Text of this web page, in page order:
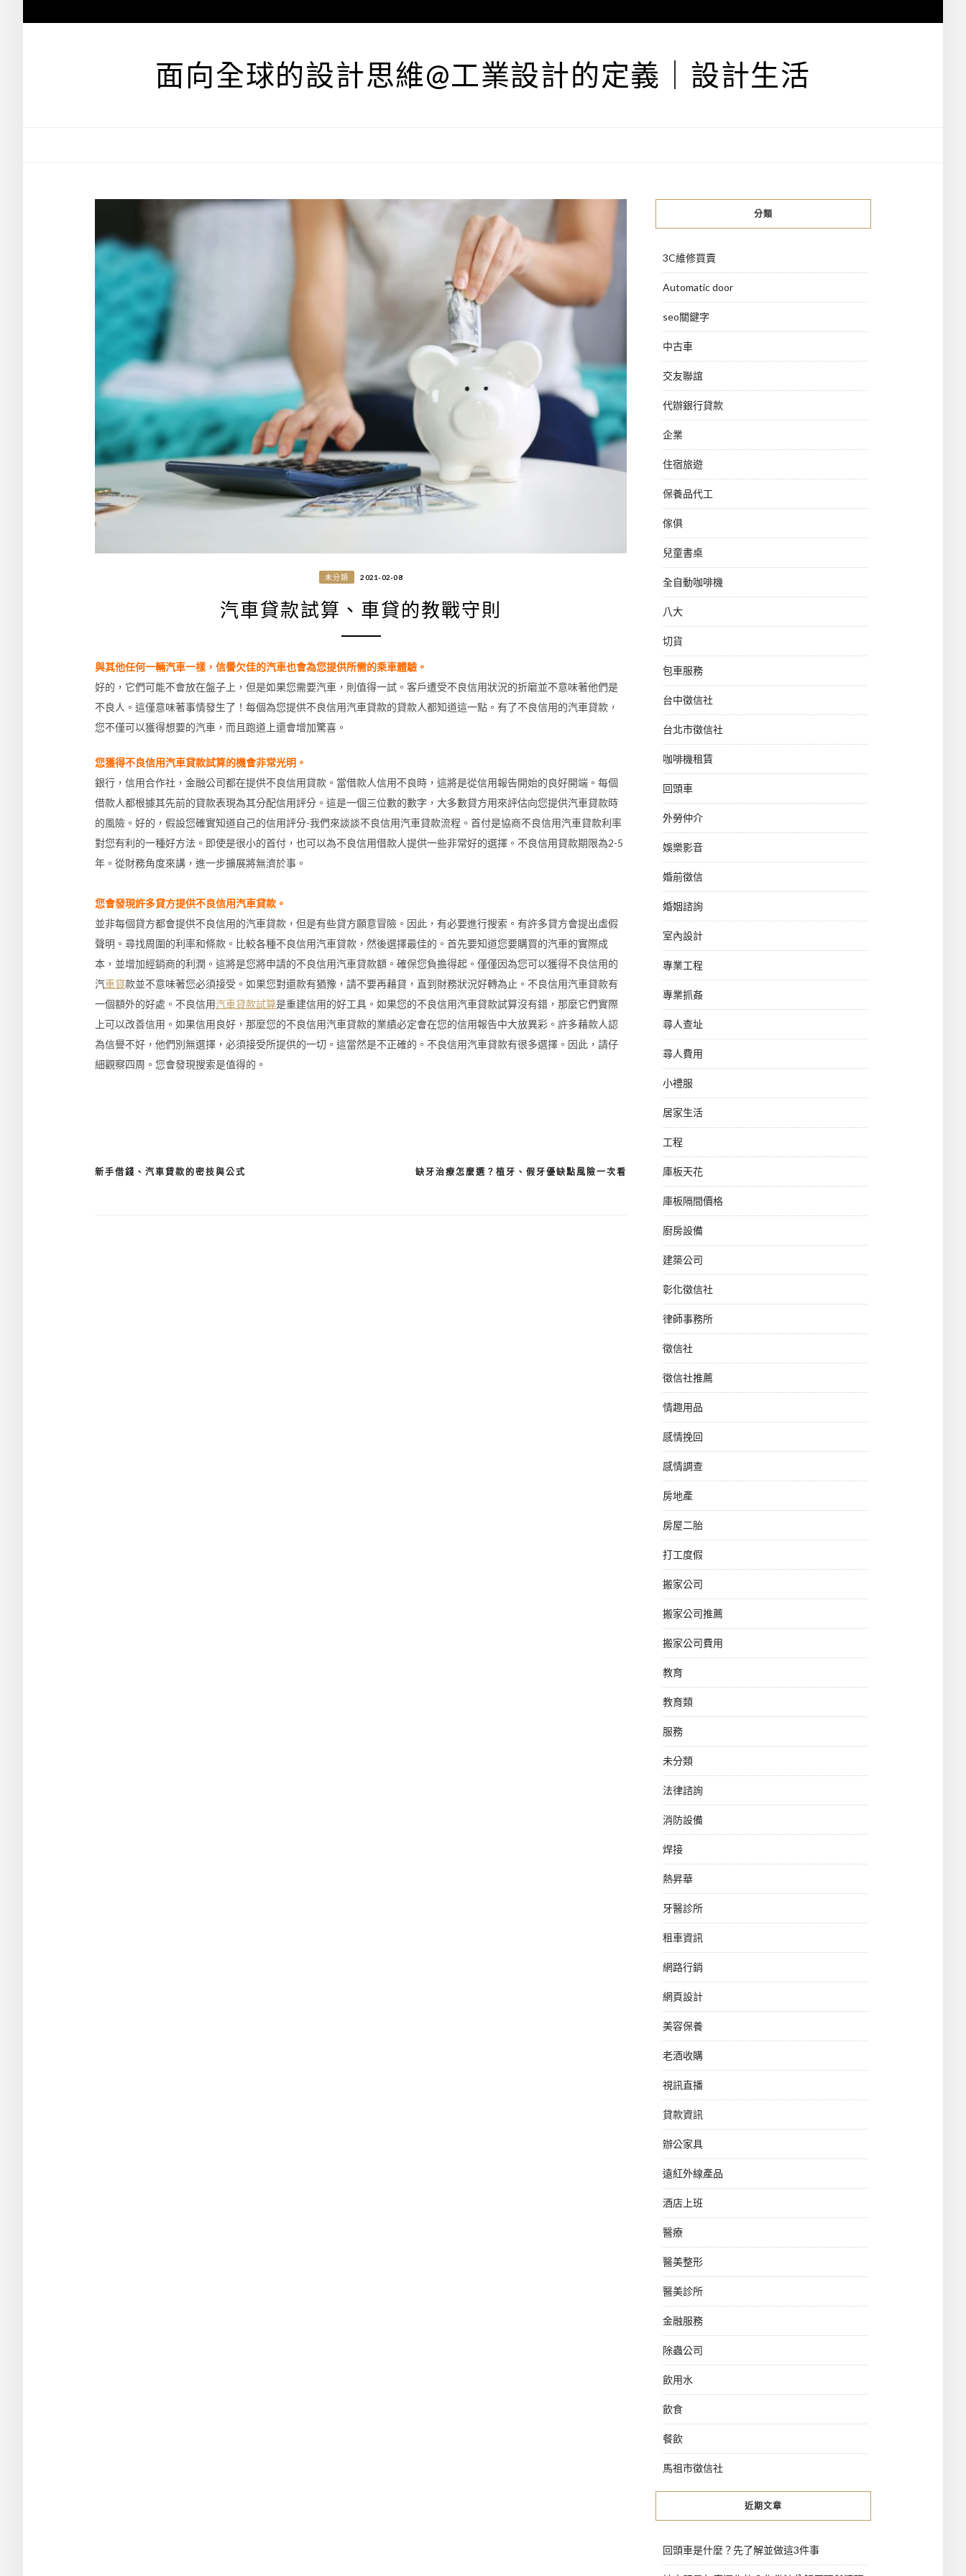
至
面向全球的設計思維@工業設計的定義｜設計生活
未分類 2021-02-08
汽車貸款試算、車貸的教戰守則
與其他任何一輛汽車一樣，信譽欠佳的汽車也會為您提供所需的乘車體驗。
好的，它們可能不會放在盤子上，但是如果您需要汽車，則值得一試。客戶遭受不良信用狀況的折磨並不意味著他們是
不良人。這僅意味著事情發生了！每個為您提供不良信用汽車貸款的貸款人都知道這一點。有了不良信用的汽車貸款，
您不僅可以獲得想要的汽車，而且跑道上還會增加驚喜。
您獲得不良信用汽車貸款試算的機會非常光明。
銀行，信用合作社，金融公司都在提供不良信用貸款。當借款人信用不良時，這將是從信用報告開始的良好開端。每個
借款人都根據其先前的貸款表現為其分配信用評分。這是一個三位數的數字，大多數貸方用來評估向您提供汽車貸款時
的風險。好的，假設您確實知道自己的信用評分-我們來談談不良信用汽車貸款流程。首付是協商不良信用汽車貸款利率
對您有利的一種好方法。即使是很小的首付，也可以為不良信用借款人提供一些非常好的選擇。不良信用貸款期限為2-5
年。從財務角度來講，進一步擴展將無濟於事。
您會發現許多貸方提供不良信用汽車貸款。
並非每個貸方都會提供不良信用的汽車貸款，但是有些貸方願意冒險。因此，有必要進行搜索。有許多貸方會提出虛假
聲明。尋找周圍的利率和條款。比較各種不良信用汽車貸款，然後選擇最佳的。首先要知道您要購買的汽車的實際成
本，並增加經銷商的利潤。這將是您將申請的不良信用汽車貸款額。確保您負擔得起。僅僅因為您可以獲得不良信用的
汽車貸款並不意味著您必須接受。如果您對還款有猶豫，請不要再藉貸，直到財務狀況好轉為止。不良信用汽車貸款有
一個額外的好處。不良信用汽車貸款試算是重建信用的好工具。如果您的不良信用汽車貸款試算沒有錯，那麼它們實際
上可以改善信用。如果信用良好，那麼您的不良信用汽車貸款的業績必定會在您的信用報告中大放異彩。許多藉款人認
為信譽不好，他們別無選擇，必須接受所提供的一切。這當然是不正確的。不良信用汽車貸款有很多選擇。因此，請仔
細觀察四周。您會發現搜索是值得的。
文
缺牙治療怎麼選？植牙、假牙優缺點風險一次看
新手借錢、汽車貸款的密技與公式
分類
3C維修買賣
Automatic door
seo關鍵字
中古車
交友聯誼
代辦銀行貸款
企業
住宿旅遊
保養品代工
傢俱
兒童書桌
全自動咖啡機
八大
切貨
包車服務
台中徵信社
台北市徵信社
咖啡機租賃
回頭車
外勞仲介
娛樂影音
婚前徵信
婚姻諮詢
室內設計
專業工程
專業抓姦
尋人查址
尋人費用
小禮服
居家生活
工程
庫板天花
庫板隔間價格
廚房設備
建築公司
彰化徵信社
律師事務所
徵信社
徵信社推薦
情趣用品
感情挽回
感情調查
房地產
房屋二胎
打工度假
搬家公司
搬家公司推薦
搬家公司費用
教育
教育類
服務
未分類
法律諮詢
消防設備
焊接
熱昇華
牙醫診所
租車資訊
網路行銷
網頁設計
美容保養
老酒收購
視訊直播
貸款資訊
辦公家具
遠紅外線產品
酒店上班
醫療
醫美整形
醫美診所
金融服務
除蟲公司
飲用水
飲食
餐飲
馬祖市徵信社
近期文章
回頭車是什麼？先了解並做這3件事